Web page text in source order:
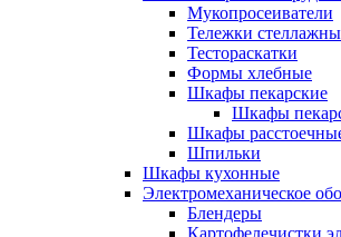
Мукопросеиватели
Тележки
Тестораскатки
Формы хлебные
Шкафы пекарские
Шкафы
Шкафы
Шпильки
Шкафы кухонные
Электромеханическое
Блендеры
Картофелечистки